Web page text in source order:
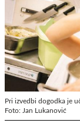
Pri izvedbi dogodka je
Foto: Jan Lukanović